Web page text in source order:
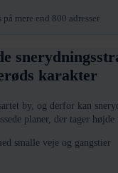
mere end 800 adresser
karakter
by, og derfor kan
planer, der tager højde
smalle veje og gangstier